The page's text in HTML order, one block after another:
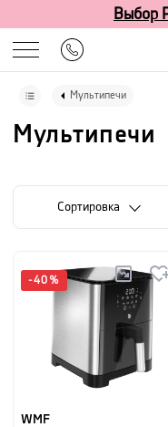
Выбор
Мультипечи
Мультипечи
Cортировка
-40 %
WMF